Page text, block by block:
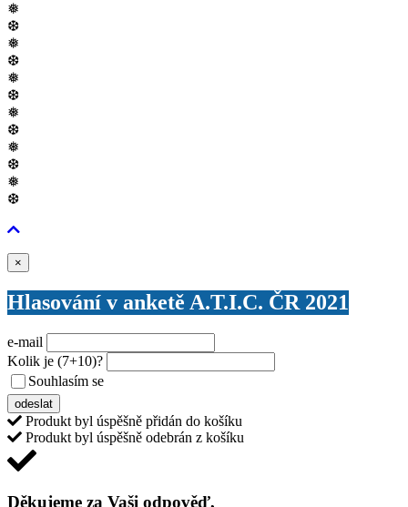
❅
❆
❅
❆
❅
❆
❅
❆
❅
❆
❅
❆
×
Hlasování v anketě A.T.I.C. ČR 2021
e-mail
Kolik je (7+10)?
Souhlasím se
odeslat
Produkt byl úspěšně přidán do košíku
Produkt byl úspěšně odebrán z košíku
Děkujeme za Vaši odpověď,